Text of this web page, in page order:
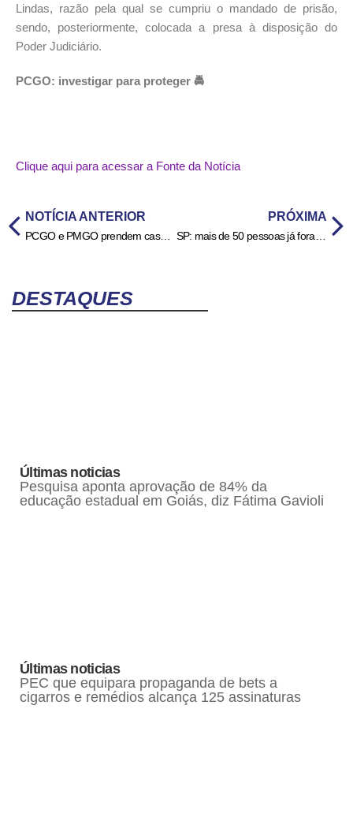
Lindas, razão pela qual se cumpriu o mandado de prisão,
sendo, posteriormente, colocada a presa à disposição do
Poder Judiciário.
PCGO: investigar para proteger 🚔
Clique aqui para acessar a Fonte da Notícia
NOTÍCIA ANTERIOR
PCGO e PMGO prendem casal suspeito de envolvimento na morte de uma criança de 1 ano e 10 meses em Novo Gama – Policia Civil do Estado de Goiás
PRÓXIMA
DESTAQUES
Últimas noticias
Pesquisa aponta aprovação de 84% da
educação estadual em Goiás, diz Fátima Gavioli
Últimas noticias
PEC que equipara propaganda de bets a
cigarros e remédios alcança 125 assinaturas